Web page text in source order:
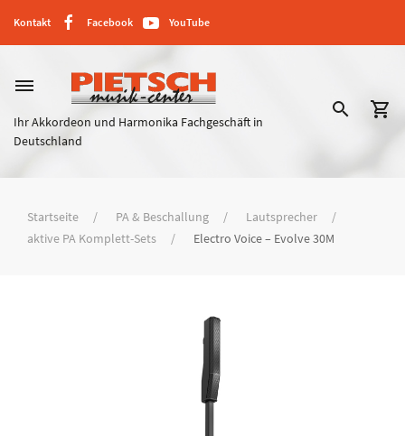
Kontakt Facebook YouTube
dehaze
Ihr Akkordeon und Harmonika Fachgeschäft in
Deutschland
search shopping_cart
Startseite PA & Beschallung
Lautsprecher
aktive PA Komplett-Sets
Electro Voice – Evolve 30M